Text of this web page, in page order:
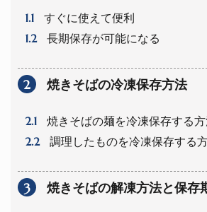
1.1 すぐに使えて便利
1.2 長期保存が可能になる
2 焼きそばの冷凍保存方法
2.1 焼きそばの麺を冷凍保存する
2.2 調理したものを冷凍保存する
3 焼きそばの解凍方法と保存